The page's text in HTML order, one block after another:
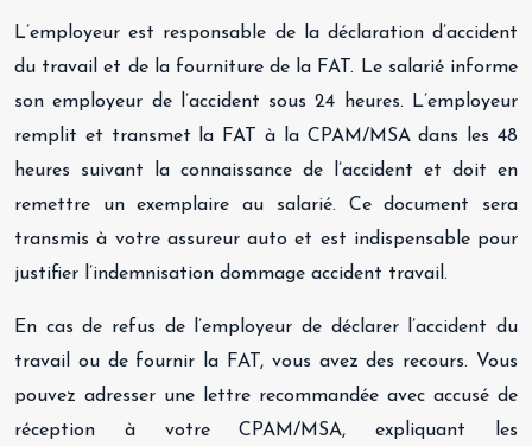
L’employeur est responsable de la déclaration d’accident
du travail et de la fourniture de la FAT. Le salarié informe
son employeur de l’accident sous 24 heures. L’employeur
remplit et transmet la FAT à la CPAM/MSA dans les 48
heures suivant la connaissance de l’accident et doit en
remettre un exemplaire au salarié. Ce document sera
transmis à votre assureur auto et est indispensable pour
justifier l’indemnisation dommage accident travail.
En cas de refus de l’employeur de déclarer l’accident du
travail ou de fournir la FAT, vous avez des recours. Vous
pouvez adresser une lettre recommandée avec accusé de
réception à votre CPAM/MSA, expliquant les